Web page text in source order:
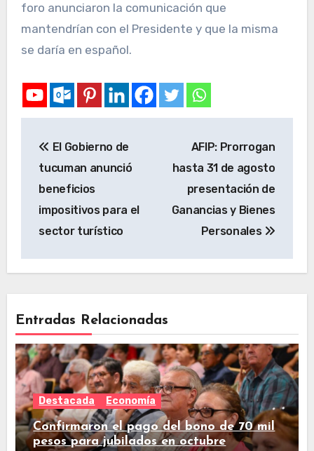
foro anunciaron la comunicación que
mantendrían con el Presidente y que la misma
se daría en español.
El Gobierno de
tucuman anunció
beneficios
impositivos para el
sector turístico
AFIP: Prorrogan
hasta 31 de agosto
presentación de
Ganancias y Bienes
Personales
Entradas Relacionadas
Destacada Economía
Confirmaron el pago del bono de 70 mil
pesos para jubilados en octubre